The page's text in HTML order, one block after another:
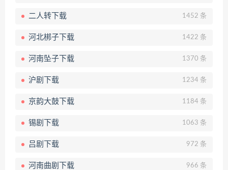
二人转下载 1452 条
河北梆子下载 1422 条
河南坠子下载 1370 条
沪剧下载 1234 条
京韵大鼓下载 1184 条
锡剧下载 1063 条
吕剧下载 972 条
河南曲剧下载 966 条